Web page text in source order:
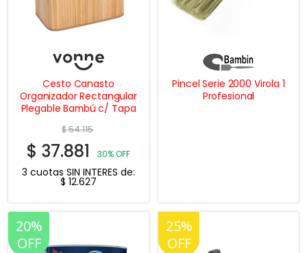
Cesto Canasto
Organizador Rectangular
Plegable Bambú c/ Tapa
$54.115
$ 37.881 30% OFF
3 cuotas SIN INTERES de:
$ 12.627
Pincel Serie 2000 Virola 1
Profesional
20%
OFF
25%
OFF
20%
OFF